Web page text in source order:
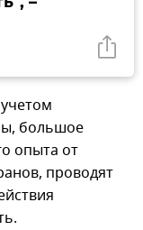
большое
опыта от
проводят